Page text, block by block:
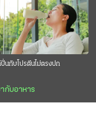
ปั่นกับโปรตีนไม่ตรงปก
กับอาหาร